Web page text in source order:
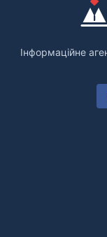
Інформаційне